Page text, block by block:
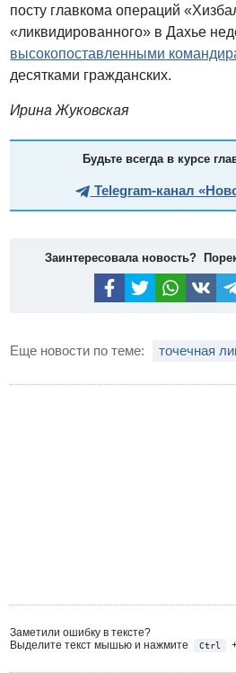
посту главкома операций
«ликвидированного» в Дахье
высокопоставленными
десятками гражданских.
Ирина Жуковская
Будьте всегда в курсе
Telegram-канал
Заинтересовала новость?
Еще новости по теме: точечная
Заметили ошибку в тексте?
Выделите текст мышью и нажмите
Ctrl